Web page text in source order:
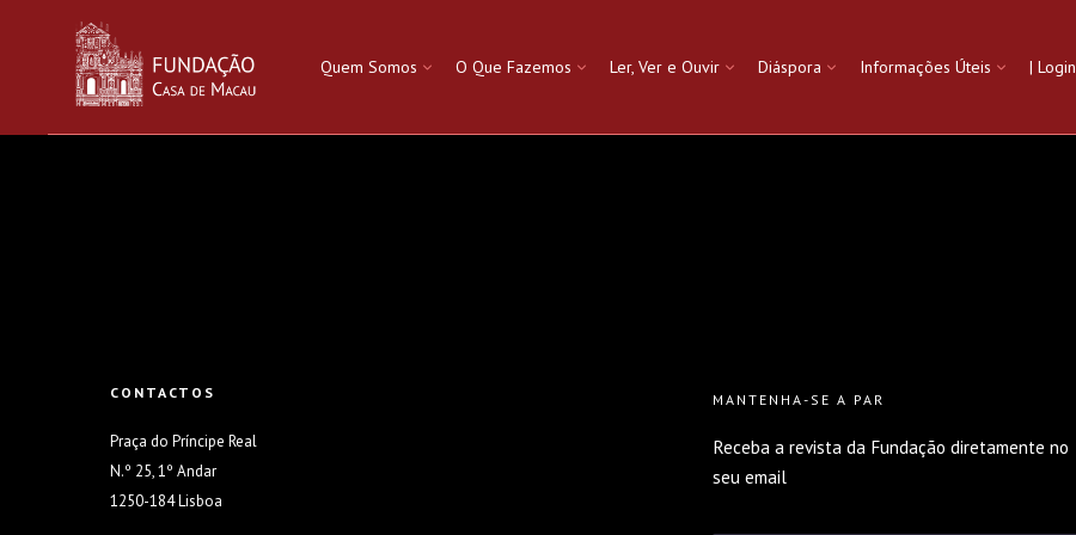
conteúdo
Quem Somos O Que Fazemos Ler, Ver e Ouvir Diáspora Informações Úteis | Login
CONTACTOS
Praça do Príncipe Real
N.º 25, 1º Andar
1250-184 Lisboa
MANTENHA-SE A PAR
Receba a revista da Fundação diretamente no
seu email